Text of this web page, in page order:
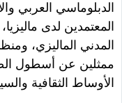
الدبلوماسي العربي
المعتمدين لدى
المدني الماليزي،
ممثلين عن أسطول
الأوساط الثقافية